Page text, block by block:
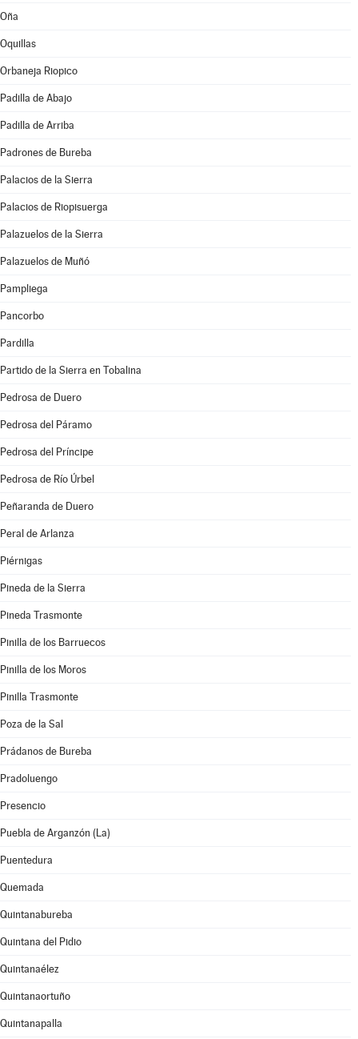
Oña
Oquillas
Orbaneja Riopico
Padilla de Abajo
Padilla de Arriba
Padrones de Bureba
Palacios de la Sierra
Palacios de Riopisuerga
Palazuelos de la Sierra
Palazuelos de Muñó
Pampliega
Pancorbo
Pardilla
Partido de la Sierra en Tobalina
Pedrosa de Duero
Pedrosa del Páramo
Pedrosa del Príncipe
Pedrosa de Río Úrbel
Peñaranda de Duero
Peral de Arlanza
Piérnigas
Pineda de la Sierra
Pineda Trasmonte
Pinilla de los Barruecos
Pinilla de los Moros
Pinilla Trasmonte
Poza de la Sal
Prádanos de Bureba
Pradoluengo
Presencio
Puebla de Arganzón (La)
Puentedura
Quemada
Quintanabureba
Quintana del Pidio
Quintanaélez
Quintanaortuño
Quintanapalla